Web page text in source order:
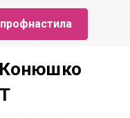
Конюшко